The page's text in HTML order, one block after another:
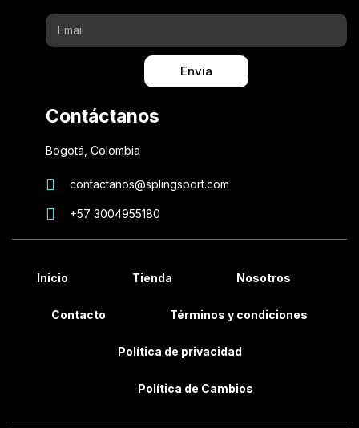
Envia
Contáctanos
Bogotá, Colombia
contactanos@splingsport.com
+57 3004955180
Inicio Tienda Nosotros
Contacto Términos y condiciones
Política de privacidad
Política de Cambios